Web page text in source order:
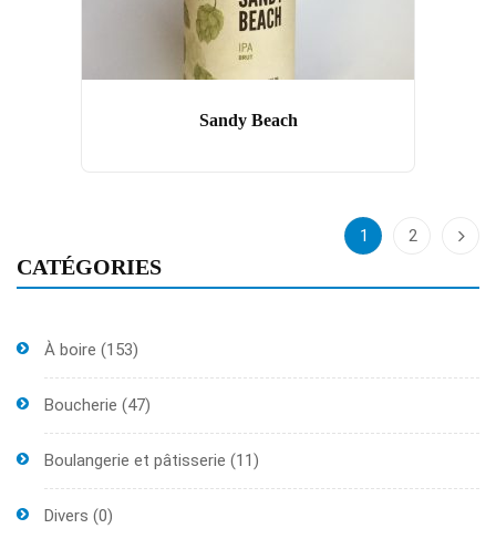
CATÉGORIES
À boire (153)
Boucherie (47)
Boulangerie et pâtisserie (11)
Divers (0)
Sandy Beach
1 2